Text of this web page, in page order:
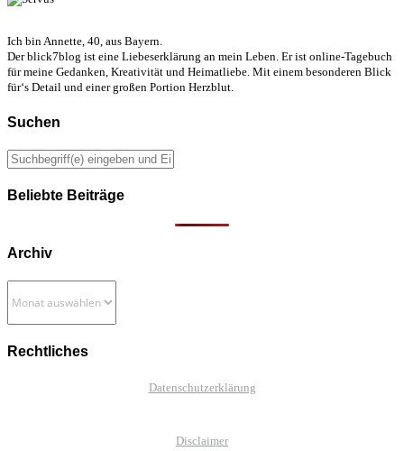
Ich bin Annette, 40, aus Bayern.
Der blick7blog ist eine Liebeserklärung an mein Leben. Er ist online-Tagebuch
für meine Gedanken, Kreativität und Heimatliebe. Mit einem besonderen Blick
für‘s Detail und einer großen Portion Herzblut.
Suchen
Beliebte Beiträge
Archiv
Archiv
Rechtliches
Datenschutzerklärung
Disclaimer